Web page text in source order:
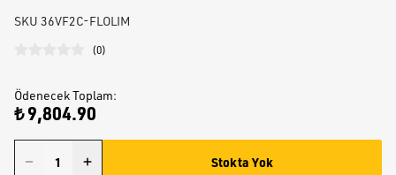
SKU 36VF2C-FLOLIM
(0)
Ödenecek Toplam:
₺ 9,804.90
Stokta Yok